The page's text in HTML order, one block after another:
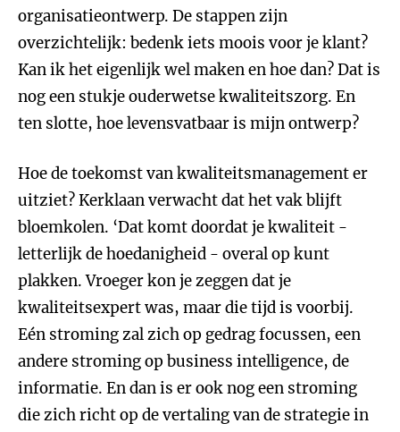
organisatieontwerp. De stappen zijn
overzichtelijk: bedenk iets moois voor je klant?
Kan ik het eigenlijk wel maken en hoe dan? Dat is
nog een stukje ouderwetse kwaliteitszorg. En
ten slotte, hoe levensvatbaar is mijn ontwerp?
Hoe de toekomst van kwaliteitsmanagement er
uitziet? Kerklaan verwacht dat het vak blijft
bloemkolen. ‘Dat komt doordat je kwaliteit -
letterlijk de hoedanigheid - overal op kunt
plakken. Vroeger kon je zeggen dat je
kwaliteitsexpert was, maar die tijd is voorbij.
Eén stroming zal zich op gedrag focussen, een
andere stroming op business intelligence, de
informatie. En dan is er ook nog een stroming
die zich richt op de vertaling van de strategie in